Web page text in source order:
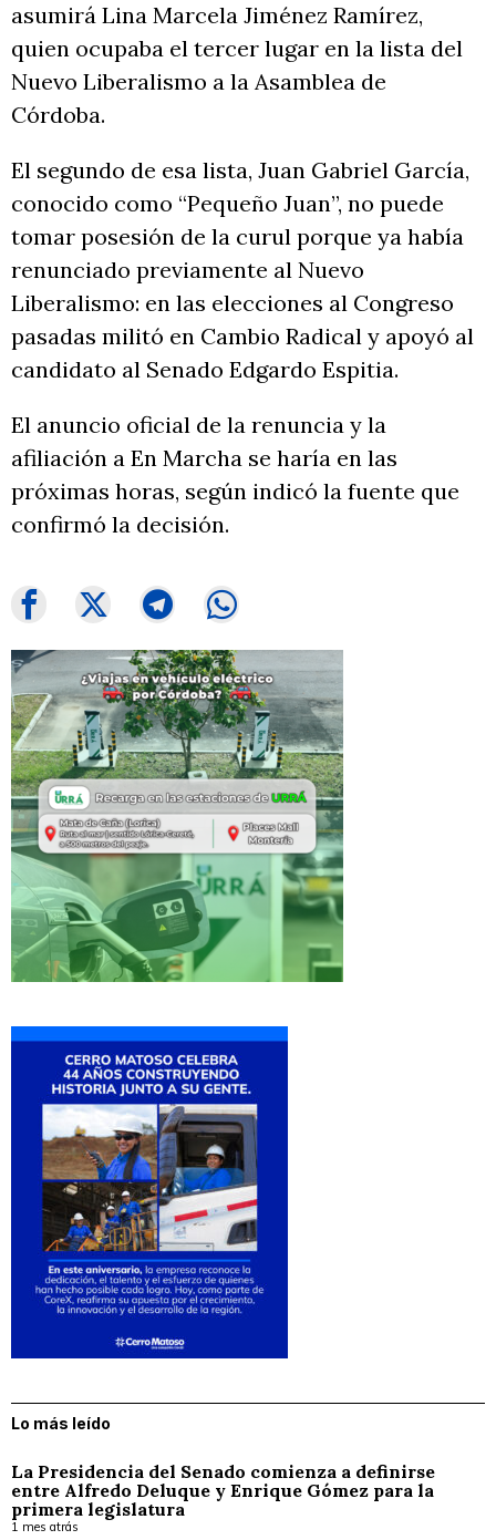
asumirá Lina Marcela Jiménez Ramírez,
quien ocupaba el tercer lugar en la lista del
Nuevo Liberalismo a la Asamblea de
Córdoba.
El segundo de esa lista, Juan Gabriel García,
conocido como “Pequeño Juan”, no puede
tomar posesión de la curul porque ya había
renunciado previamente al Nuevo
Liberalismo: en las elecciones al Congreso
pasadas militó en Cambio Radical y apoyó al
candidato al Senado Edgardo Espitia.
El anuncio oficial de la renuncia y la
afiliación a En Marcha se haría en las
próximas horas, según indicó la fuente que
confirmó la decisión.
Lo más leído
La Presidencia del Senado comienza a definirse
entre Alfredo Deluque y Enrique Gómez para la
primera legislatura
1 mes atrás